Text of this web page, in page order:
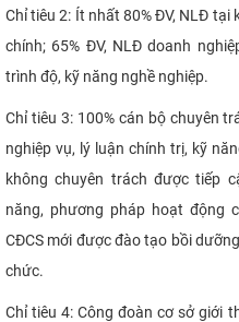
Chỉ tiêu 2: Ít nhất 80% ĐV, NLĐ
chính; 65% ĐV, NLĐ doanh
trình độ, kỹ năng nghề nghiệp.
Chỉ tiêu 3: 100% cán bộ chuyên
nghiệp vụ, lý luận chính trị, kỹ
không chuyên trách được tiếp
năng, phương pháp hoạt động
CĐCS mới được đào tạo bồi
chức.
Chỉ tiêu 4: Công đoàn cơ sở giới